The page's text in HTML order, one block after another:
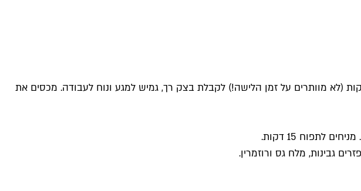
(לא מוותרים על זמן הלישה!) לקבלת בצק רך, גמיש למגע ונוח לעבודה. מכסים את
גבינות, מלח גס ורוזמרין.